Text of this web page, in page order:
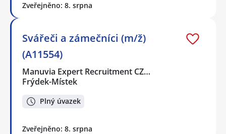
Zveřejněno: 8. srpna
Svářeči a zámečníci (m/ž)
(A11554)
Manuvia Expert Recruitment CZ…
Frýdek-Místek
Plný úvazek
Zveřejněno: 8. srpna